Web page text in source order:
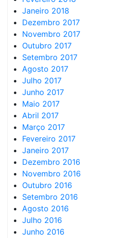
Janeiro 2018
Dezembro 2017
Novembro 2017
Outubro 2017
Setembro 2017
Agosto 2017
Julho 2017
Junho 2017
Maio 2017
Abril 2017
Março 2017
Fevereiro 2017
Janeiro 2017
Dezembro 2016
Novembro 2016
Outubro 2016
Setembro 2016
Agosto 2016
Julho 2016
Junho 2016